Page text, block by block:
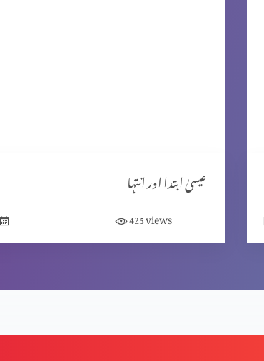
عیسیٰ ابتدا اور انتہا
425views